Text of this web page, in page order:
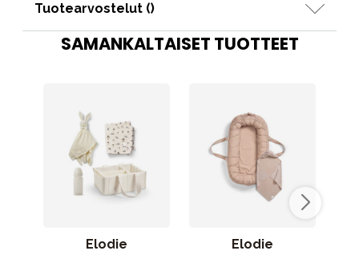
Tuotearvostelut ()
SAMANKALTAISET TUOTTEET
Elodie
Elodie